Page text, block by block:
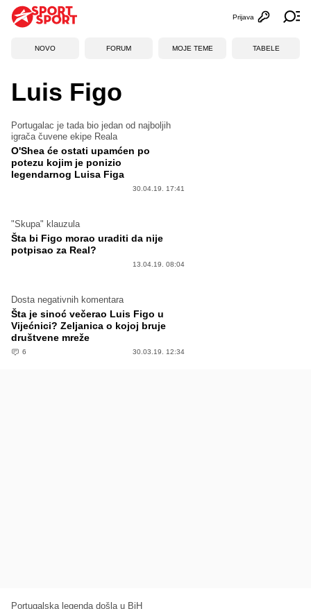
Otvori
Prijava
NOVO FORUM MOJE TEME TABELE
Luis Figo
Portugalac je tada bio jedan od najboljih
igrača čuvene ekipe Reala
O'Shea će ostati upamćen po
potezu kojim je ponizio
legendarnog Luisa Figa
30.04.19. 17:41
"Skupa" klauzula
Šta bi Figo morao uraditi da nije
potpisao za Real?
13.04.19. 08:04
Dosta negativnih komentara
Šta je sinoć večerao Luis Figo u
Vijećnici? Zeljanica o kojoj bruje
društvene mreže
6 30.03.19. 12:34
Portugalska legenda došla u BiH